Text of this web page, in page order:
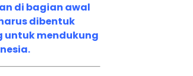
di bagian awal
dibentuk
mendukung